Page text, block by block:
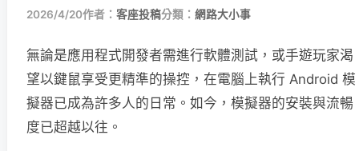
2026/4/20作者： 客座投稿分類： 網路大小事
無論是應用程式開發者需進行軟體測試，或手遊玩家渴
望以鍵鼠享受更精準的操控，在電腦上執行 Android 模
擬器已成為許多人的日常。如今，模擬器的安裝與流暢
度已超越以往。